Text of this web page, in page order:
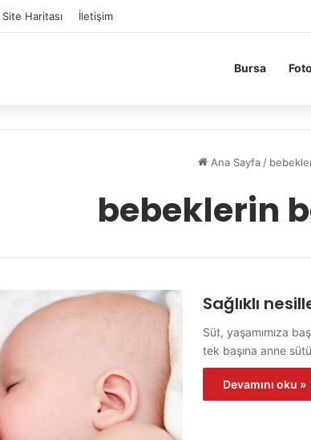
Site Haritası İletişim
Bursa
Ana Sayfa /
bebeklerin
Sağlıklı
Süt, yaşamımıza
tek başına anne
Devamını oku »